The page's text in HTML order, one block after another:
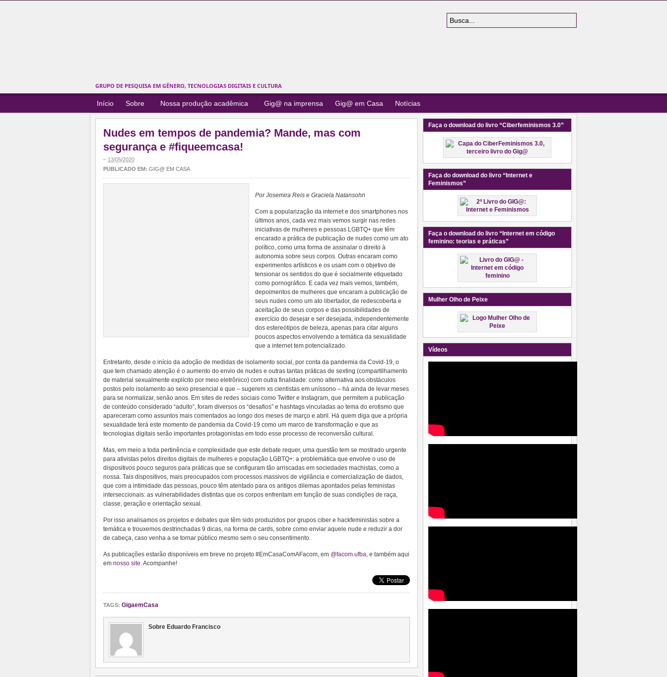
GRUPO DE PESQUISA EM GÊNERO, TECNOLOGIAS DIGITAIS E CULTURA
Início Sobre Nossa produção acadêmica Gig@ na imprensa Gig@ em Casa Notícias
Nudes em tempos de pandemia? Mande, mas com
segurança e #fiqueemcasa!
– 13/05/2020
PUBLICADO EM: GIG@ EM CASA
Por Josemira Reis e Graciela Natansohn
Com a popularização da internet e dos smartphones nos
últimos anos, cada vez mais vemos surgir nas redes
iniciativas de mulheres e pessoas LGBTQ+ que têm
encarado a prática de publicação de nudes como um ato
político, como uma forma de assinalar o direito à
autonomia sobre seus corpos. Outras encaram como
experimentos artísticos e os usam com o objetivo de
tensionar os sentidos do que é socialmente etiquetado
como pornográfico. E cada vez mais vemos, também,
depoimentos de mulheres que encaram a publicação de
seus nudes como um ato libertador, de redescoberta e
aceitação de seus corpos e das possibilidades de
exercício do desejar e ser desejada, independentemente
dos estereótipos de beleza, apenas para citar alguns
poucos aspectos envolvendo a temática da sexualidade
que a internet tem potencializado.
Entretanto, desde o início da adoção de medidas de isolamento social, por conta da pandemia da Covid-19, o
que tem chamado atenção é o aumento do envio de nudes e outras tantas práticas de sexting (compartilhamento
de material sexualmente explícito por meio eletrônico) com outra finalidade: como alternativa aos obstáculos
postos pelo isolamento ao sexo presencial e que – sugerem xs cientistas em uníssono – há ainda de levar meses
para se normalizar, senão anos. Em sites de redes sociais como Twitter e Instagram, que permitem a publicação
de conteúdo considerado “adulto”, foram diversos os “desafios” e hashtags vinculadas ao tema do erotismo que
apareceram como assuntos mais comentados ao longo dos meses de março e abril. Há quem diga que a própria
sexualidade terá este momento de pandemia da Covid-19 como um marco de transformação e que as
tecnologias digitais serão importantes protagonistas em todo esse processo de reconversão cultural.
Mas, em meio a toda pertinência e complexidade que este debate requer, uma questão tem se mostrado urgente
para ativistas pelos direitos digitais de mulheres e população LGBTQ+: a problemática que envolve o uso de
dispositivos pouco seguros para práticas que se configuram tão arriscadas em sociedades machistas, como a
nossa. Tais dispositivos, mais preocupados com processos massivos de vigilância e comercialização de dados,
que com a intimidade das pessoas, pouco têm atentado para os antigos dilemas apontados pelas feministas
interseccionais: as vulnerabilidades distintas que os corpos enfrentam em função de suas condições de raça,
classe, geração e orientação sexual.
Por isso analisamos os projetos e debates que têm sido produzidos por grupos ciber e hackfeministas sobre a
temática e trouxemos destrinchadas 9 dicas, na forma de cards, sobre como enviar aquele nude e reduzir a dor
de cabeça, caso venha a se tornar público mesmo sem o seu consentimento.
As publicações estarão disponíveis em breve no projeto #EmCasaComAFacom, em @facom.ufba, e também aqui
em nosso site. Acompanhe!
TAGS: GigaemCasa
Sobre Eduardo Francisco
Faça o download do livro “Ciberfeminismos 3.0”
Faça do download do livro “Internet e
Feminismos”
Faça o download do livro “Internet em código
feminino: teorias e práticas”
Mulher Olho de Peixe
Vídeos